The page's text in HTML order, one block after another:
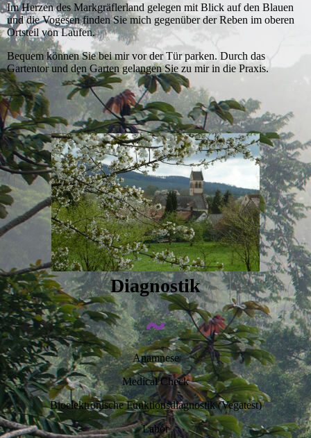
Im Herzen des Markgräflerland gelegen mit Blick auf den Blauen
und die Vogesen finden Sie mich gegenüber der Reben im oberen
Ortsteil von Laufen.
Bequem können Sie bei mir vor der Tür parken. Durch das
Gartentor und den Garten gelangen Sie zu mir in die Praxis.
Diagnostik
~
Anamnese
Medical Check
Bioelektronische Funktionsdiagnostik (Vegatest)
Labor